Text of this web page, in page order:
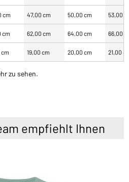
cm 47,00 cm 50,00 cm 53,00
cm 62,00 cm 64,00 cm 66,00
cm 19,00 cm 20,00 cm 21,00
zu sehen.
empfiehlt Ihnen